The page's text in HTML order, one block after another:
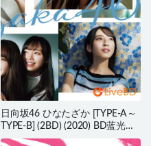
日向坂46 ひなたざか [TYPE-A～
TYPE-B] (2BD) (2020) BD蓝光原
盘 41.9G